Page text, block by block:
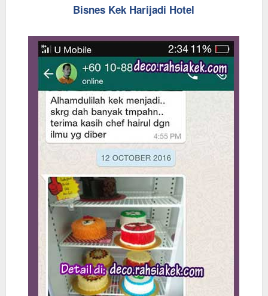
Bisnes Kek Harijadi Hotel